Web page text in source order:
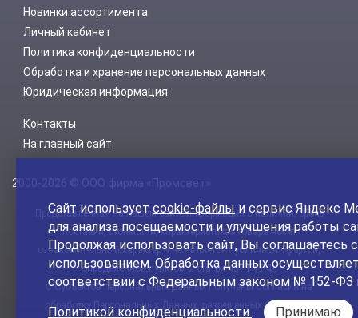
Новинки ассортимента
Личный кабинет
Политика конфиденциальности
Обработка и хранение персональных данных
Юридическая информация
Контакты
На главный сайт
2000-2026 © ООО фирма «Промсвет»
Представленная на нашем сайте информация о наличии, сроке
поставки, стоимости, характеристиках товара носит
ознакомительный характер и не является публичной офертой,
определенной пунктом 2 статьи 437 ГК РФ.
С Субъектов персональных данных получены Согласия на
обработку Персональных Данных, разрешенных Субъектом
Сайт используетcookie-файлы и сервис Яндекс
для анализа посещаемости и улучшения работы
Продолжая использовать сайт, Вы соглашаетесь
использованием. Обработка данных
соответствии с Федеральным законом № 152-ФЗ
Политикой конфиденциальности.
Принимаю